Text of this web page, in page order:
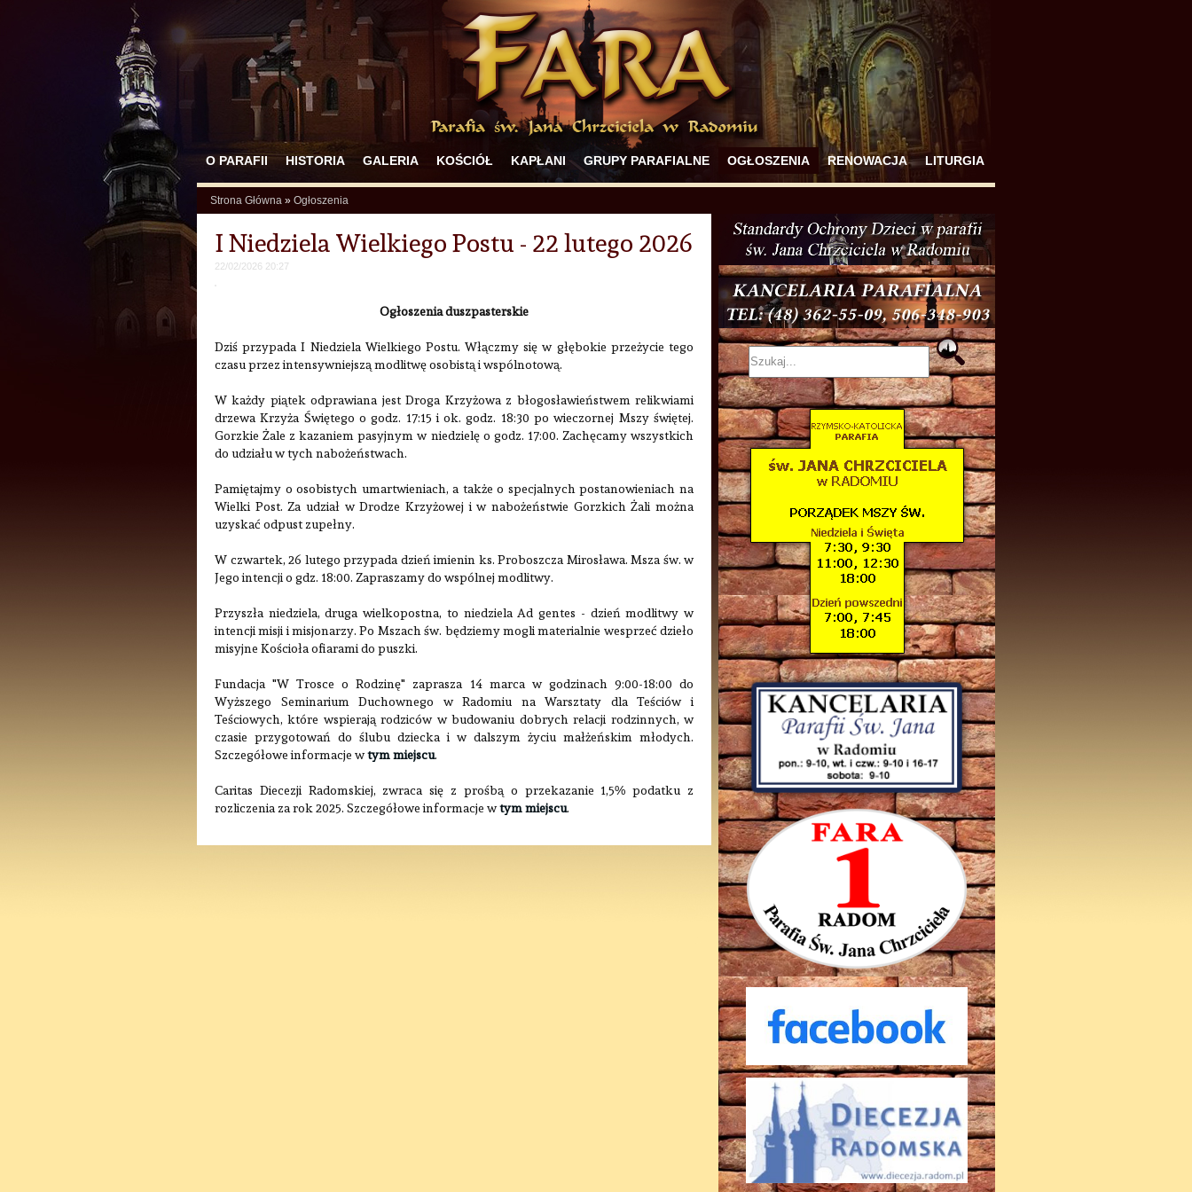
O PARAFII HISTORIA GALERIA KOŚCIÓŁ KAPŁANI GRUPY PARAFIALNE OGŁOSZENIA RENOWACJA LITURGIA
Strona Główna » Ogłoszenia
I Niedziela Wielkiego Postu - 22 lutego 2026
22/02/2026 20:27
Ogłoszenia duszpasterskie
Dziś przypada I Niedziela Wielkiego Postu. Włączmy się w głębokie przeżycie tego
czasu przez intensywniejszą modlitwę osobistą i wspólnotową.
W każdy piątek odprawiana jest Droga Krzyżowa z błogosławieństwem relikwiami
drzewa Krzyża Świętego o godz. 17:15 i ok. godz. 18:30 po wieczornej Mszy świętej.
Gorzkie Żale z kazaniem pasyjnym w niedzielę o godz. 17:00. Zachęcamy wszystkich
do udziału w tych nabożeństwach.
Pamiętajmy o osobistych umartwieniach, a także o specjalnych postanowieniach na
Wielki Post. Za udział w Drodze Krzyżowej i w nabożeństwie Gorzkich Żali można
uzyskać odpust zupełny.
W czwartek, 26 lutego przypada dzień imienin ks. Proboszcza Mirosława. Msza św. w
Jego intencji o gdz. 18:00. Zapraszamy do wspólnej modlitwy.
Przyszła niedziela, druga wielkopostna, to niedziela Ad gentes - dzień modlitwy w
intencji misji i misjonarzy. Po Mszach św. będziemy mogli materialnie wesprzeć dzieło
misyjne Kościoła ofiarami do puszki.
Fundacja "W Trosce o Rodzinę" zaprasza 14 marca w godzinach 9:00-18:00 do
Wyższego Seminarium Duchownego w Radomiu naWarsztaty dla Teściów i
Teściowych, które wspierają rodziców w budowaniu dobrych relacji rodzinnych, w
czasie przygotowań do ślubu dziecka i w dalszym życiu małżeńskim młodych.
Szczegółowe informacje wtym miejscu.
Caritas Diecezji Radomskiej, zwraca się z prośbą o przekazanie 1,5% podatku z
rozliczenia za rok 2025. Szczegółowe informacje wtym miejscu.